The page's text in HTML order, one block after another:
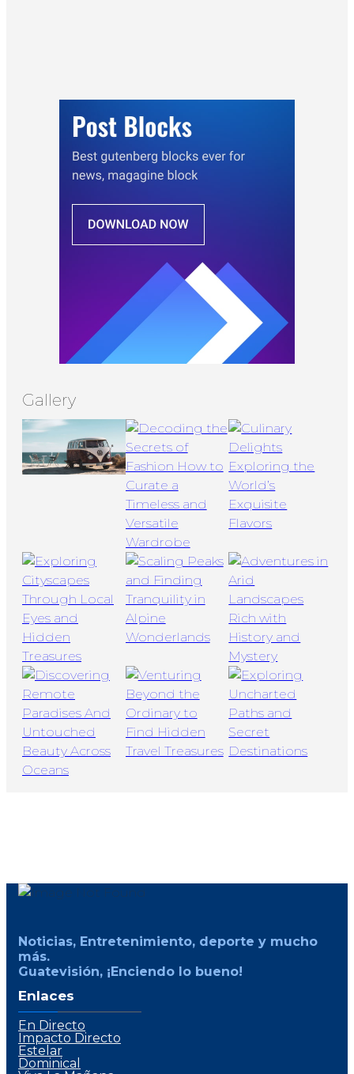
Gallery
Noticias, Entretenimiento, deporte y mucho
más.
Guatevisión, ¡Enciendo lo bueno!
Enlaces
En Directo
Impacto Directo
Estelar
Dominical